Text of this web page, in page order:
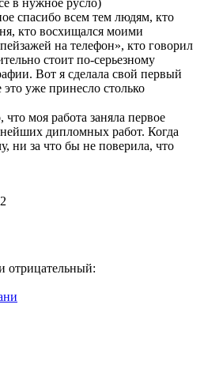
в нужное русло)
спасибо всем тем людям, кто
кто восхищался моими
на телефон», кто говорил
стоит по-серьезному
Вот я сделала свой первый
уже принесло столько
моя работа заняла первое
дипломных работ. Когда
ни за что бы не поверила, что
отрицательный: